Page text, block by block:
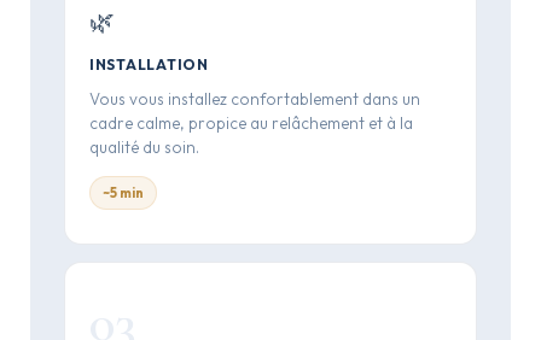
🌿
INSTALLATION
Vous vous installez confortablement dans un
cadre calme, propice au relâchement et à la
qualité du soin.
~5 min